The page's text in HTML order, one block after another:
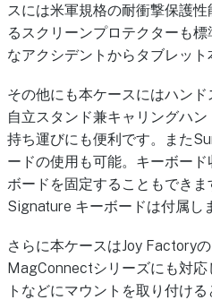
スには米軍規格の耐衝撃保護
るスクリーンプロテクターも
なアクシデントからタブレット
その他にも本ケースにはハン
自立スタンド兼キャリングハン
持ち運びにも便利です。また
ードの使用も可能。キーボー
ボードを固定することもでき
Signature キーボードは付属し
さらに本ケースはJoy Factoryの
MagConnectシリーズにも対
トなどにマウントを取り付け